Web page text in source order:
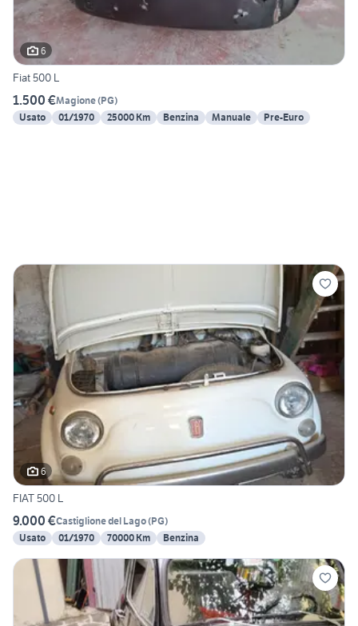
6
Fiat 500 L
1.500 €Magione(PG)
Usato
01/1970 25000 Km Benzina Manuale Pre-Euro
6
FIAT 500 L
9.000 €Castiglione del Lago(PG)
Usato
01/1970 70000 Km Benzina